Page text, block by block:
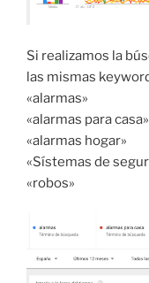
Si realizamos la
las mismas
«alarmas»
«alarmas para casa»
«alarmas hogar»
«Sístemas de
«robos»